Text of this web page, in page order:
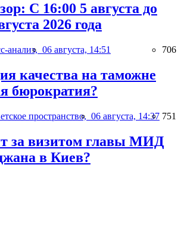
С 16:00 5 августа до
2026 года
анализ, 06 августа, 14:51 706
качества на таможне
бюрократия?
пространство, 06 августа, 14:37 751
за визитом главы МИД
в Киев?